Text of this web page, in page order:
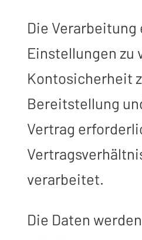
Die
Einstellungen
Kontosicherheit
Bereitstellung
Vertrag
verarbeitet.
Die Daten